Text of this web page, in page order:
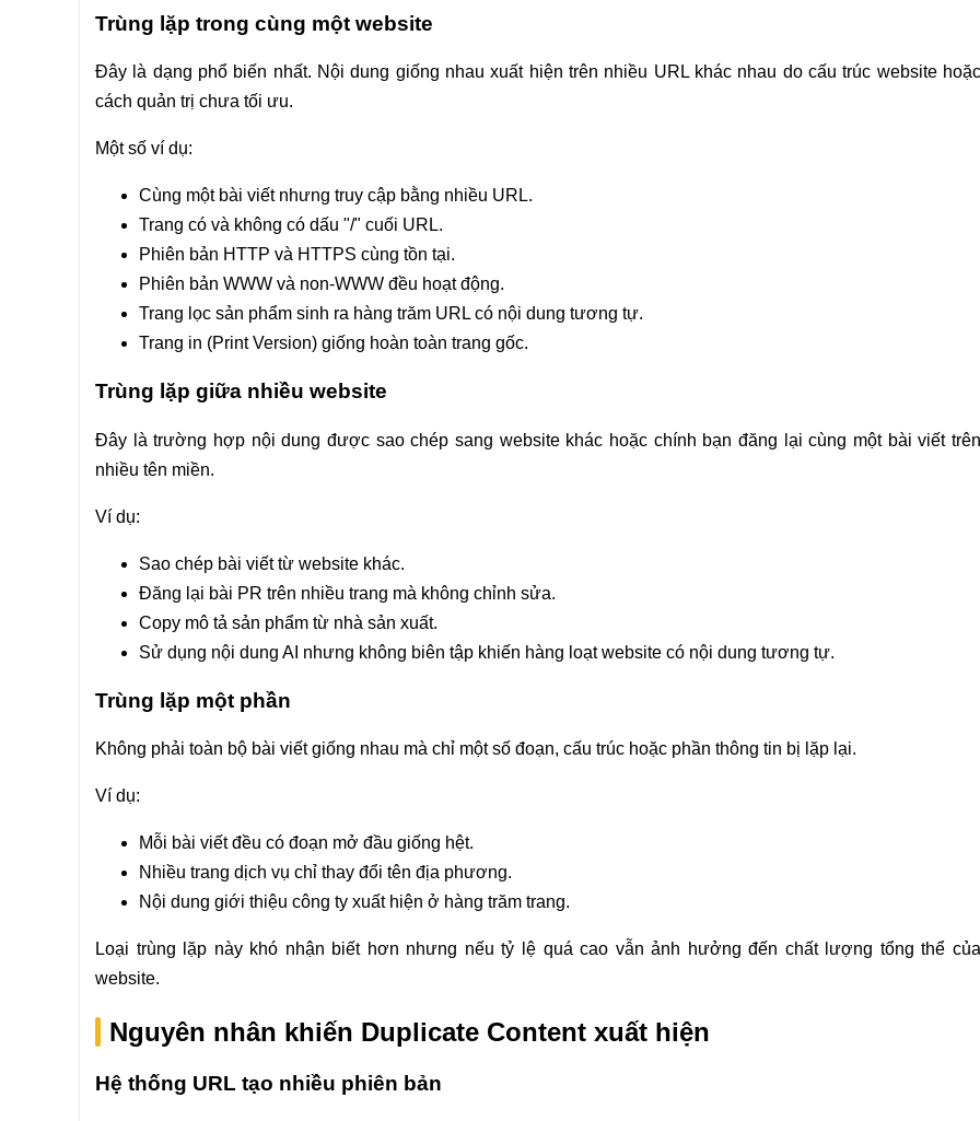
Trùng lặp trong cùng một website
Đây là dạng phổ biến nhất. Nội dung giống nhau xuất hiện trên nhiều URL khác nhau do cấu trúc website hoặc
cách quản trị chưa tối ưu.
Một số ví dụ:
Cùng một bài viết nhưng truy cập bằng nhiều URL.
Trang có và không có dấu "/" cuối URL.
Phiên bản HTTP và HTTPS cùng tồn tại.
Phiên bản WWW và non-WWW đều hoạt động.
Trang lọc sản phẩm sinh ra hàng trăm URL có nội dung tương tự.
Trang in (Print Version) giống hoàn toàn trang gốc.
Trùng lặp giữa nhiều website
Đây là trường hợp nội dung được sao chép sang website khác hoặc chính bạn đăng lại cùng một bài viết trên
nhiều tên miền.
Ví dụ:
Sao chép bài viết từ website khác.
Đăng lại bài PR trên nhiều trang mà không chỉnh sửa.
Copy mô tả sản phẩm từ nhà sản xuất.
Sử dụng nội dung AI nhưng không biên tập khiến hàng loạt website có nội dung tương tự.
Trùng lặp một phần
Không phải toàn bộ bài viết giống nhau mà chỉ một số đoạn, cấu trúc hoặc phần thông tin bị lặp lại.
Ví dụ:
Mỗi bài viết đều có đoạn mở đầu giống hệt.
Nhiều trang dịch vụ chỉ thay đổi tên địa phương.
Nội dung giới thiệu công ty xuất hiện ở hàng trăm trang.
Loại trùng lặp này khó nhận biết hơn nhưng nếu tỷ lệ quá cao vẫn ảnh hưởng đến chất lượng tổng thể của
website.
Nguyên nhân khiến Duplicate Content xuất hiện
Hệ thống URL tạo nhiều phiên bản